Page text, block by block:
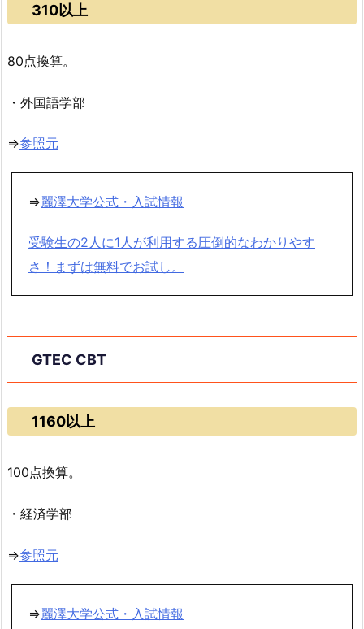
310以上
80点換算。
・外国語学部
⇒参照元
⇒麗澤大学公式・入試情報
受験生の2人に1人が利用する圧倒的なわかりやす
さ！まずは無料でお試し。
GTEC CBT
1160以上
100点換算。
・経済学部
⇒参照元
⇒麗澤大学公式・入試情報